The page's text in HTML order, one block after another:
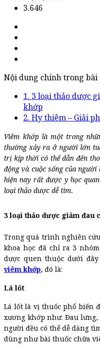
3.646
Nội dung chính trong bài
1. 3 loại thảo dược
khớp
2. Hy thiêm – Giải
Viêm khớp là một trong
thường xảy ra ở người lớn
trị kịp thời có thể dẫn đến
động và cuộc sống của
hiện nay rất được y học
loại thảo dược dễ tìm.
3 loại thảo dược giảm đau
Trong quá trình nghiên
khoa học đã chỉ ra 3
dược quen thuộc dưới
viêm khớp, đó là:
Lá lốt
Lá lốt là vị thuốc phổ biến
xương khớp như: Đau
người đều có thể dễ dàng
dùng như bài thuốc chữa